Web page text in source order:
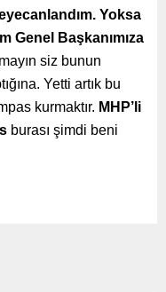
Yoksa
Genel Başkanımıza
siz bunun
Yetti artık bu
kurmaktır. MHP’li
burası şimdi beni